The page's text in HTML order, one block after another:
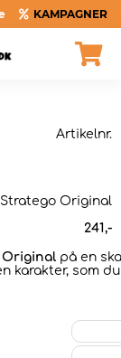
KAMPAGNER
Artikelnr.
Stratego Original
241,-
på en
karakter, som